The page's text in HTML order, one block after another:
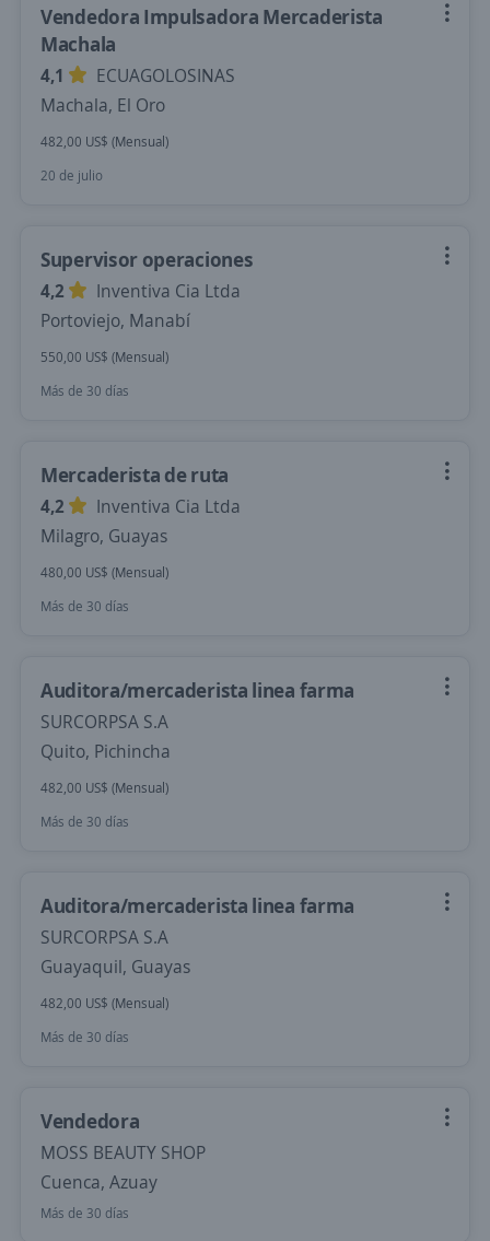
Vendedora Impulsadora Mercaderista
Machala
4,1
ECUAGOLOSINAS
Machala, El Oro
482,00 US$ (Mensual)
20 de julio
Supervisor operaciones
4,2
Inventiva Cia Ltda
Portoviejo, Manabí
550,00 US$ (Mensual)
Más de 30 días
Mercaderista de ruta
4,2
Inventiva Cia Ltda
Milagro, Guayas
480,00 US$ (Mensual)
Más de 30 días
Auditora/mercaderista linea farma
SURCORPSA S.A
Quito, Pichincha
482,00 US$ (Mensual)
Más de 30 días
Auditora/mercaderista linea farma
SURCORPSA S.A
Guayaquil, Guayas
482,00 US$ (Mensual)
Más de 30 días
Vendedora
MOSS BEAUTY SHOP
Cuenca, Azuay
Más de 30 días